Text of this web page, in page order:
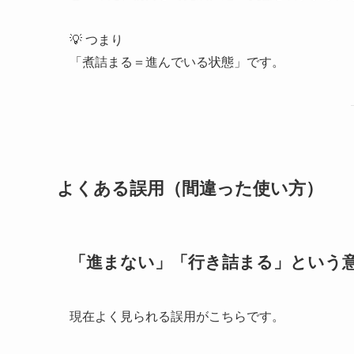
💡 つまり
「煮詰まる＝進んでいる状態」です。
よくある誤用（間違った使い方）
「進まない」「行き詰まる」という
現在よく見られる誤用がこちらです。